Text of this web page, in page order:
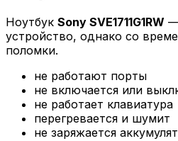
Ноутбук Sony SVE1711G1RW
устройство, однако со
поломки.
не работают порты
не включается или
не работает клавиатура
перегревается и шумит
не заряжается